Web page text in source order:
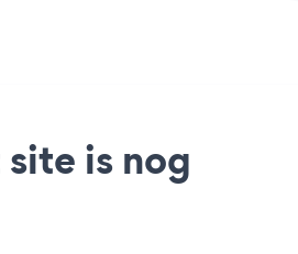
is nog